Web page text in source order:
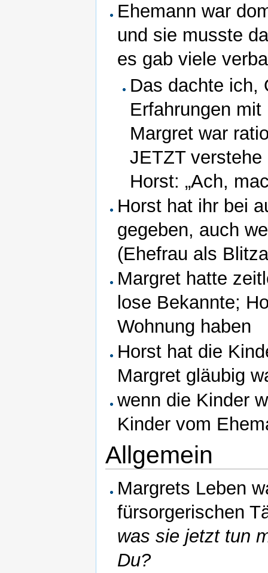
Ehemann war
und sie musste
es gab viele
Das dachte ich,
Erfahrungen
Margret war
JETZT
Horst: „Ach,
Horst hat ihr bei
gegeben, auch
(Ehefrau als
Margret hatte
lose Bekannte;
Wohnung haben
Horst hat die
Margret gläubig
wenn die Kinder
Kinder vom
Allgemein
Margrets Leben
fürsorgerischen
was sie jetzt tun
Du?